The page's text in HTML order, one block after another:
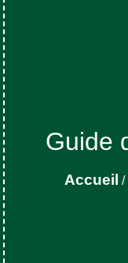
Guide
Accueil /